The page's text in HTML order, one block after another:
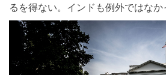
るを得ない。インドも例外ではなか